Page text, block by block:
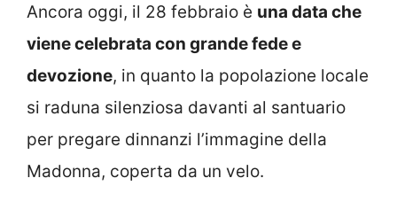
Ancora oggi, il 28 febbraio è una data che
viene celebrata con grande fede e
devozione, in quanto la popolazione locale
si raduna silenziosa davanti al santuario
per pregare dinnanzi l’immagine della
Madonna, coperta da un velo.